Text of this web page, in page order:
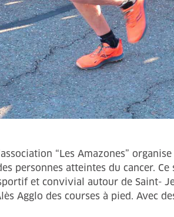
“Les Amazones”
personnes atteintes du cancer.
et convivial autour de Saint-
Agglo des courses à pied. Avec